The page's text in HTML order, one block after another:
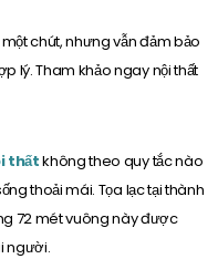
chút, nhưng vẫn đảm bảo
lý. Tham khảo ngay nội thất
thấtkhông theo quy tắc nào
thoải mái. Tọa lạc tại thành
72 mét vuông này được
người.